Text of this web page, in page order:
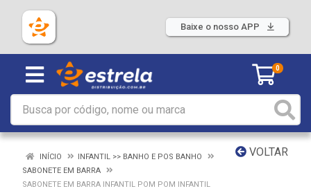
Baixe o nosso APP
0
VOLTAR
INÍCIO
INFANTIL >> BANHO E POS BANHO
SABONETE EM BARRA
SABONETE EM BARRA INFANTIL POM POM INFANTIL